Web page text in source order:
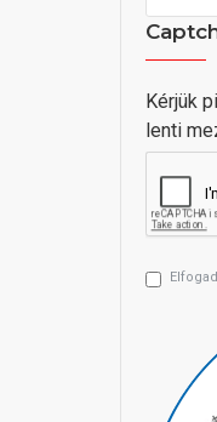
Kérjük
lenti